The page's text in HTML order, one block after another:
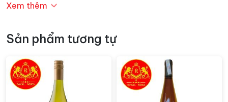
giới. Vào những năm 1970, việc trồng nho Sauvignon
thành loại nho được trồng nhiều nhất trong nước, và sự
phổ biến của nó đã bùng nổ. Tại New Zealand, khu vực
khu vực nông nghiệp lớn nhất ở New Zealand.
Xem thêm
Sản phẩm tương tự